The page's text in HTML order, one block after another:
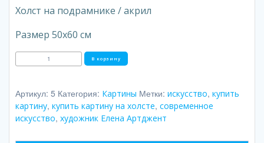
Холст на подрамнике / акрил
Размер 50х60 см
Количество
товара
В корзину
Артикул: 5 Категория: Картины Метки: искусство, купить
картину, купить картину на холсте, современное
искусство, художник Елена Артджент